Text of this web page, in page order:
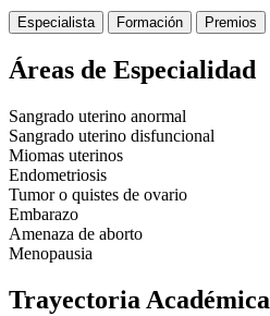
Especialista Formación Premios
Áreas de Especialidad
Sangrado uterino anormal
Sangrado uterino disfuncional
Miomas uterinos
Endometriosis
Tumor o quistes de ovario
Embarazo
Amenaza de aborto
Menopausia
Trayectoria Académica